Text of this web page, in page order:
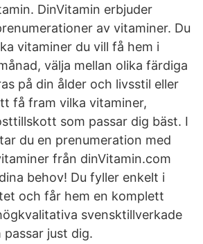
DinVitamin erbjuder
av vitaminer. Du
vitaminer du vill få hem i
välja mellan olika färdiga
på din ålder och livsstil eller
få fram vilka vitaminer,
som passar dig bäst. I
du en prenumeration med
från dinVitamin.com
behov! Du fyller enkelt i
och får hem en komplett
svensktillverkade
just dig.